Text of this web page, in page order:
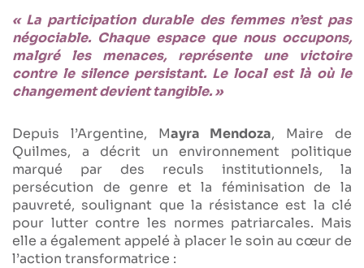
« La participation durable des femmes n’est pas
négociable. Chaque espace que nous occupons,
malgré les menaces, représente une victoire
contre le silence persistant. Le local est là où le
changement devient tangible. »
Depuis l’Argentine, Mayra Mendoza, Maire de
Quilmes, a décrit un environnement politique
marqué par des reculs institutionnels, la
persécution de genre et la féminisation de la
pauvreté, soulignant que la résistance est la clé
pour lutter contre les normes patriarcales. Mais
elle a également appelé à placer le soin au cœur de
l’action transformatrice :